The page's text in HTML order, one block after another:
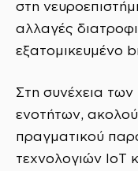
στη
αλλαγές
εξατομικευμένο
Στη συνέχεια
ενοτήτων,
πραγματικού
τεχνολογιών IoT